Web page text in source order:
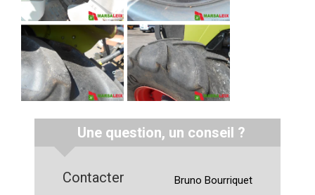
Une question, un conseil ?
Contacter Bruno Bourriquet